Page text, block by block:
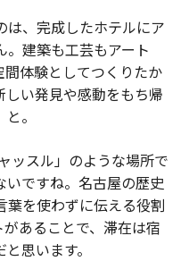
は、完成したホテルにア
建築も工芸もアート
体験としてつくりたか
しい発見や感動をもち帰
。
ッスル」のような場所で
いですね。名古屋の歴史
葉を使わずに伝える役割
あることで、滞在は宿
思います。